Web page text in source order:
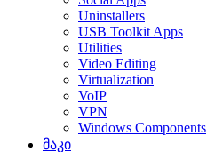
Uninstallers
USB Toolkit Apps
Utilities
Video Editing
Virtualization
VoIP
VPN
Windows Components
მაკი